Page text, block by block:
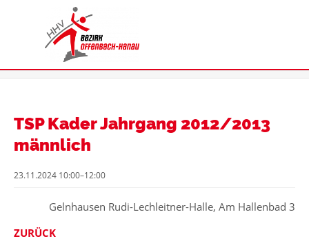
TSP Kader Jahrgang 2012/2013
männlich
23.11.2024 10:00–12:00
Gelnhausen Rudi-Lechleitner-Halle, Am Hallenbad 3
ZURÜCK